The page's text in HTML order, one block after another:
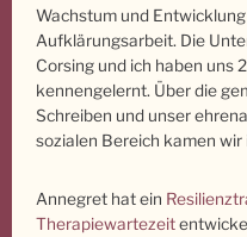
Wachstum und
Aufklärungsarbeit. Die
Corsing und ich haben uns
kennengelernt. Über die
Schreiben und unser
sozialen Bereich kamen wir
Annegret hat ein
Therapiewartezeit